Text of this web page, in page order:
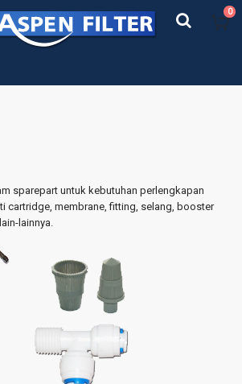
0
sparepart untuk kebutuhan perlengkapan
cartridge, membrane, fitting, selang, booster
lainnya.